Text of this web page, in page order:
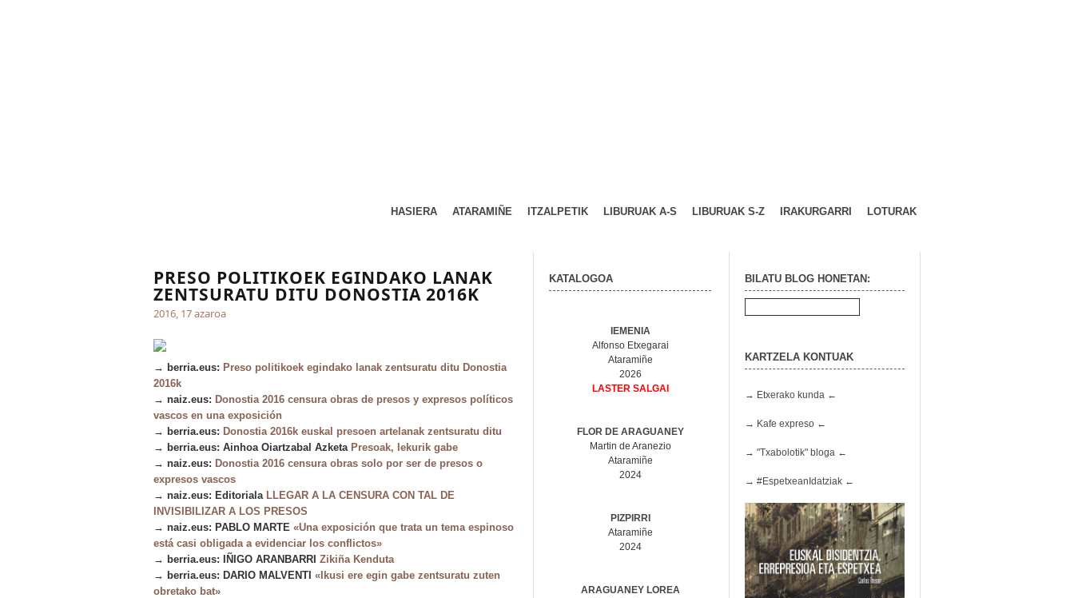
HASIERA ATARAMIÑE ITZALPETIK LIBURUAK A-S LIBURUAK S-Z IRAKURGARRI LOTURAK
PRESO POLITIKOEK EGINDAKO LANAK
ZENTSURATU DITU DONOSTIA 2016K
2016, 17 azaroa
→ berria.eus: Preso politikoek egindako lanak zentsuratu ditu Donostia
2016k
→ naiz.eus: Donostia 2016 censura obras de presos y expresos políticos
vascos en una exposición
→ berria.eus: Donostia 2016k euskal presoen artelanak zentsuratu ditu
→ berria.eus: Ainhoa Oiartzabal Azketa Presoak, lekurik gabe
→ naiz.eus: Donostia 2016 censura obras solo por ser de presos o
expresos vascos
→ naiz.eus: Editoriala LLEGAR A LA CENSURA CON TAL DE
INVISIBILIZAR A LOS PRESOS
→ naiz.eus: PABLO MARTE «Una exposición que trata un tema espinoso
está casi obligada a evidenciar los conflictos»
→ berria.eus: IÑIGO ARANBARRI Zikiña Kenduta
→ berria.eus: DARIO MALVENTI «Ikusi ere egin gabe zentsuratu zuten
obretako bat»
KATALOGOA
IEMENIA
Alfonso Etxegarai
Ataramiñe
2026
LASTER SALGAI
FLOR DE ARAGUANEY
Martin de Aranezio
Ataramiñe
2024
PIZPIRRI
Ataramiñe
2024
ARAGUANEY LOREA
BILATU BLOG HONETAN:
KARTZELA KONTUAK
→ Etxerako kunda ←
→ Kafe expreso ←
→ "Txabolotik" bloga ←
→ #EspetxeanIdatziak ←